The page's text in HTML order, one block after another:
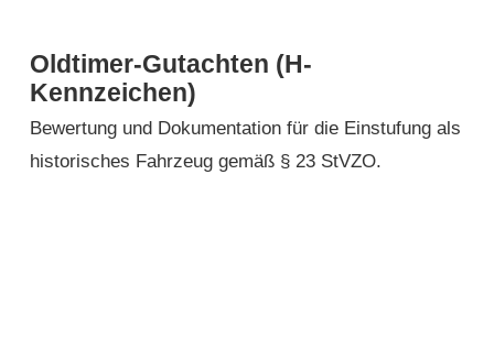
Oldtimer-Gutachten (H-
Kennzeichen)
Bewertung und Dokumentation für die Einstufung als
historisches Fahrzeug gemäß § 23 StVZO.